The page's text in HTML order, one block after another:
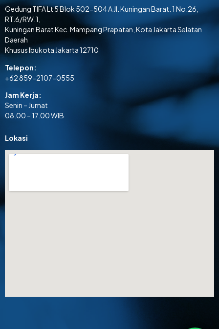
Gedung TIFA Lt 5 Blok 502-504 A Jl. Kuningan Barat. 1 No.26,
RT.6/RW.1,
Kuningan Barat Kec. Mampang Prapatan, Kota Jakarta Selatan
Daerah
Khusus Ibukota Jakarta 12710
Telepon:
+62 859-2107-0555
Jam Kerja:
Senin – Jumat
08.00 – 17.00 WIB
Lokasi